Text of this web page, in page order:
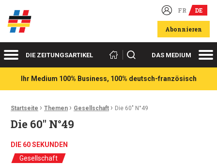
Deutsch-französische Wirtschaftsakteure FR DE
Abonnieren
MenüDIE ZEITUNGSARTIKEL Suchen DAS MEDIUM
Ihr Medium 100% Business, 100% deutsch-französisch
Ariadnefaden:
Startseite › Themen › Gesellschaft › Die 60″ N°49
Die 60″ N°49
DIE 60 SEKUNDEN
Gesellschaft